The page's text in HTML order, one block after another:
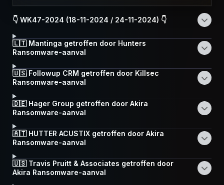
👇 WK47-2024 (18-11-2024 / 24-11-2024) 👇
🇱🇹 Mantinga getroffen door Hunters
Ransomware-aanval
🇺🇸 Followup CRM getroffen door Killsec
Ransomware-aanval
🇩🇪 Hager Group getroffen door Akira
Ransomware-aanval
🇦🇹 HUTTER ACUSTIX getroffen door Akira
Ransomware-aanval
🇺🇸 Travis Pruitt & Associates getroffen door
Akira Ransomware-aanval